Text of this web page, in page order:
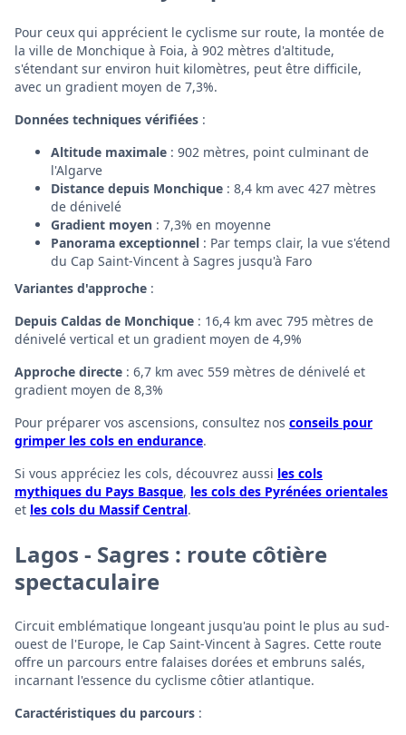
Pour ceux qui apprécient le cyclisme sur route, la montée de
la ville de Monchique à Foia, à 902 mètres d'altitude,
s'étendant sur environ huit kilomètres, peut être difficile,
avec un gradient moyen de 7,3%.
Données techniques vérifiées :
Altitude maximale : 902 mètres, point culminant de
l'Algarve
Distance depuis Monchique : 8,4 km avec 427 mètres
de dénivelé
Gradient moyen : 7,3% en moyenne
Panorama exceptionnel : Par temps clair, la vue s'étend
du Cap Saint-Vincent à Sagres jusqu'à Faro
Variantes d'approche :
Depuis Caldas de Monchique : 16,4 km avec 795 mètres de
dénivelé vertical et un gradient moyen de 4,9%
Approche directe : 6,7 km avec 559 mètres de dénivelé et
gradient moyen de 8,3%
Pour préparer vos ascensions, consultez nos conseils pour
grimper les cols en endurance.
Si vous appréciez les cols, découvrez aussi les cols
mythiques du Pays Basque, les cols des Pyrénées orientales
et les cols du Massif Central.
Lagos - Sagres : route côtière
spectaculaire
Circuit emblématique longeant jusqu'au point le plus au sud-
ouest de l'Europe, le Cap Saint-Vincent à Sagres. Cette route
offre un parcours entre falaises dorées et embruns salés,
incarnant l'essence du cyclisme côtier atlantique.
Caractéristiques du parcours :